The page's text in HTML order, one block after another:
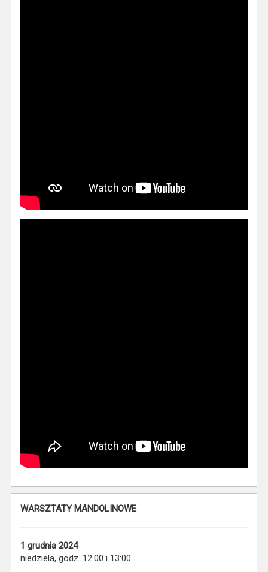
WARSZTATY MANDOLINOWE
1 grudnia 2024
niedziela, godz. 12.00 i 13:00